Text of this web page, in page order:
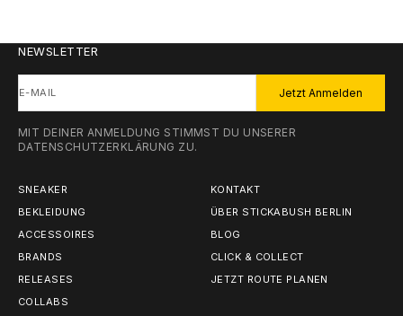
NEWSLETTER
E-MAIL Jetzt Anmelden
MIT DEINER ANMELDUNG STIMMST DU UNSERER
DATENSCHUTZERKLÄRUNG ZU.
SNEAKER
BEKLEIDUNG
ACCESSOIRES
BRANDS
RELEASES
COLLABS
KONTAKT
ÜBER STICKABUSH BERLIN
BLOG
CLICK & COLLECT
JETZT ROUTE PLANEN